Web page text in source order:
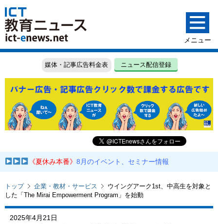
媒体・記事広告料金表 ニュース配信登録
《夏休み本番》8月のイベント、セミナー情報
トップ 企業・教材・サービス
ウイングアーク1st、中高生を対象と
した「The Mirai Empowerment Program」を始動
2025年4月21日